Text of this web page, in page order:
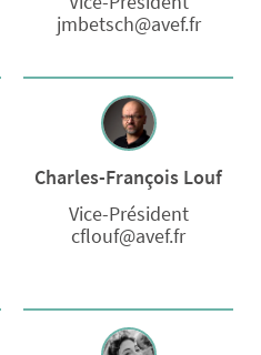
jmbetsch@avef.fr
Charles-François Louf
Vice-Président
cflouf@avef.fr